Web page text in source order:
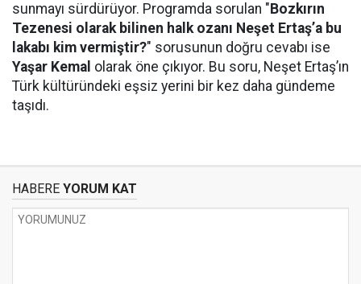
sunmayı sürdürüyor. Programda sorulan " Bozkırın
Tezenesi olarak bilinen halk ozanı Neşet Ertaş’a bu
lakabı kim vermiştir?" sorusunun doğru cevabı ise
Yaşar Kemal olarak öne çıkıyor. Bu soru, Neşet Ertaş’ın
Türk kültüründeki eşsiz yerini bir kez daha gündeme
taşıdı.
HABERE YORUM KAT